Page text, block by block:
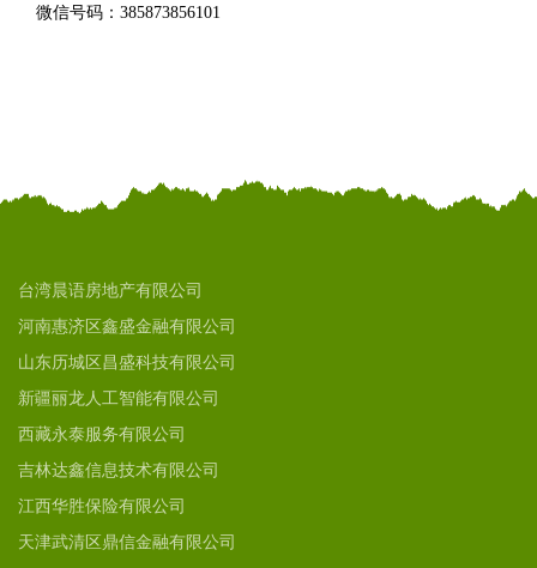
微信号码：385873856101
台湾晨语房地产有限公司
河南惠济区鑫盛金融有限公司
山东历城区昌盛科技有限公司
新疆丽龙人工智能有限公司
西藏永泰服务有限公司
吉林达鑫信息技术有限公司
江西华胜保险有限公司
天津武清区鼎信金融有限公司